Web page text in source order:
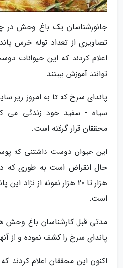
جانورشناسان یک باغ وحش در
تصاویری از تعداد توله خرس
اعلام کردند که این حیوانات
توانند آموزش ببینند.
پاندای سرخ که تا به امروز زیر
سیاه - سفید خود زندگی می
محققان قرار گرفته است.
این حیوان دوست داشتنی که
هزار تا 20 هزار نمونه از
است.
مدتی قبل کارشناسان باغ وحش
پاندای سرخ را کشف نموده و از
اکنون این محققان اعلام